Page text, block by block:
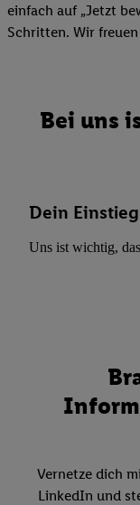
einfach auf „Jetzt
Schritten. Wir
Bei uns
Dein Einstieg
Uns ist wichtig,
Vernetze dich
LinkedIn und